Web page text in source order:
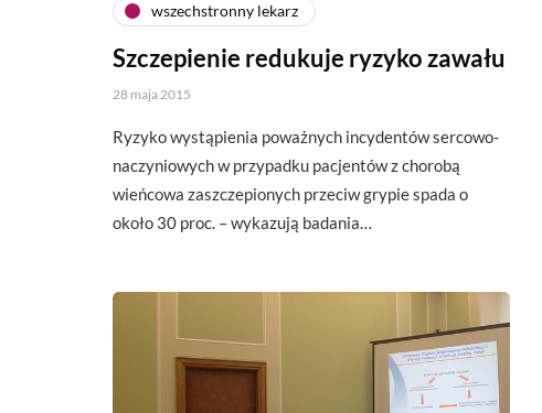
wszechstronny lekarz
Szczepienie redukuje ryzyko zawału
28 maja 2015
Ryzyko wystąpienia poważnych incydentów sercowo-
naczyniowych w przypadku pacjentów z chorobą
wieńcowa zaszczepionych przeciw grypie spada o
około 30 proc. – wykazują badania…